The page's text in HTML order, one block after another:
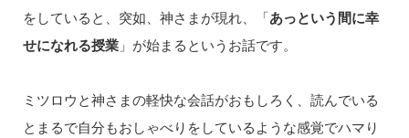
をしていると、突如、神さまが現れ、「あっという間に幸
せになれる授業」が始まるというお話です。
ミツロウと神さまの軽快な会話がおもしろく、読んでいる
とまるで自分もおしゃべりをしているような感覚でハマり